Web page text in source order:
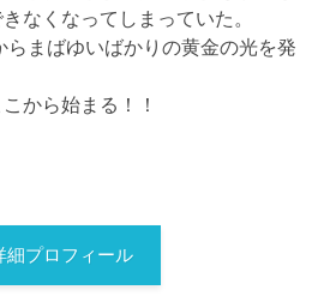
なくなってしまっていた。
らまばゆいばかりの黄金の光を発
から始まる！！
細プロフィール